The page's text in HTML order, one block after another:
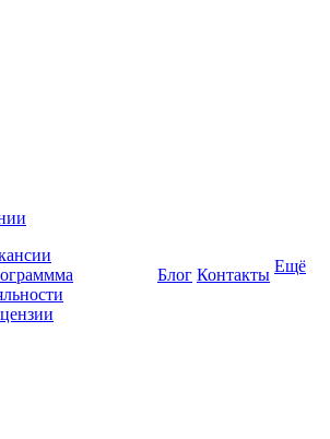
Блог Контакты Ещё